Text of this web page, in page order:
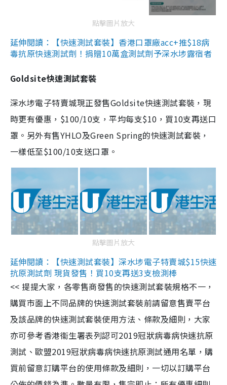
點擊圖片放大
延伸閱讀：【快速測試套裝】香港口罩廠acc+推$18病
毒抗原快速測試劑！捐贈10萬盒測試劑予深水埗露宿者
Goldsite快速測試套裝
深水埗電子特賣城現正發售Goldsite快速測試套裝，現
時更有優惠，$100/10支，平均每支$10，買10支再送口
罩。另外有售YHLO及Green Spring的快速測試套裝，
一樣低至$100/10支送口罩。
點擊圖片放大
延伸閱讀：【快速測試套裝】深水埗電子特賣城$15快速
抗原測試劑 現貨發售！買10支再送3支檢測棒
<< 提提大家，各零售商發售的快速測試套裝規格不一，
購買市面上不同品牌的快速測試套裝前請留意售賣平台
及該品牌的快速測試套裝使用方法、條款及細則，大家
亦可參考香港衞生署表列認可2019冠狀病毒病快速抗原
測試、歐盟2019冠狀病毒病快速抗原測試通用名單，購
買前留意訂購平台的使用條款及細則，一切以訂購平台